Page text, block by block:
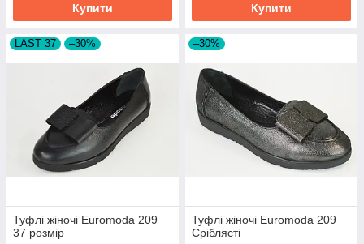
Купити Купити
LAST 37 –30%
Туфлі жіночі Euromoda 209
37 розмір
–30%
Туфлі жіночі Euromoda 209
Сріблясті